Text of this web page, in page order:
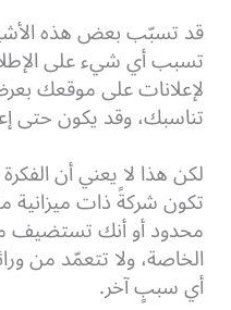
قد تسبّب بعض هذه
تسبب أي شيء على
لإعلانات على موقعك
تناسبك، وقد يكون حتى
لكن هذا لا يعني أن
تكون شركةً ذات
محدود أو أنك تستضيف
الخاصة، ولا تتعمّد من
أي سببٍ آخر.